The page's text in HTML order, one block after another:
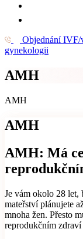
Objednání IVF/
gynekologii
AMH
AMH
AMH
AMH: Má
Je vám okolo 28 let,
mateřství plánujete
mnoha žen. Přesto
reprodukčním